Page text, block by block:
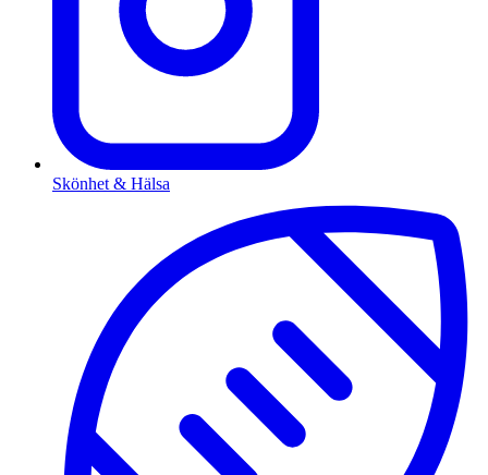
Skönhet & Hälsa